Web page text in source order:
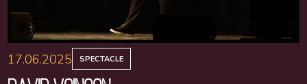
17.06.2025 SPECTACLE